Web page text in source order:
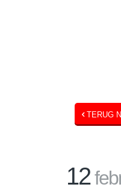
TERUG
12